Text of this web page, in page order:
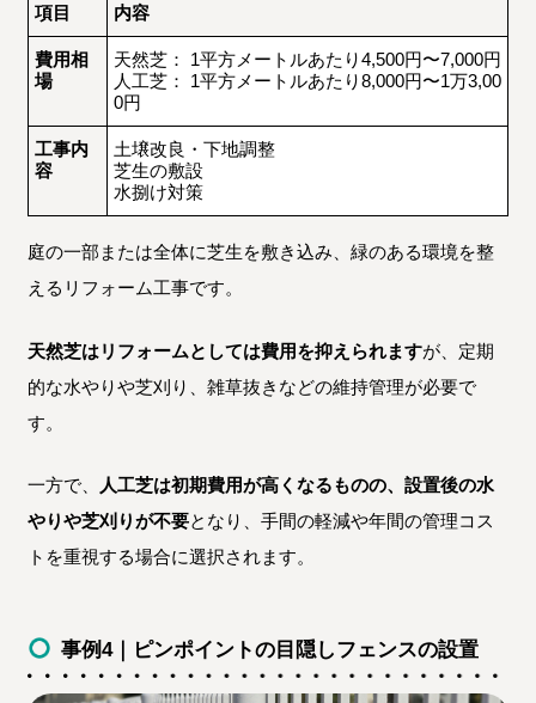
項目 内容
費用相
場
天然芝： 1平方メートルあたり4,500円〜7,000円
人工芝： 1平方メートルあたり8,000円〜1万3,00
0円
工事内
容
土壌改良・下地調整
芝生の敷設
水捌け対策
庭の一部または全体に芝生を敷き込み、緑のある環境を整
えるリフォーム工事です。
天然芝はリフォームとしては費用を抑えられますが、定期
的な水やりや芝刈り、雑草抜きなどの維持管理が必要で
す。
一方で、
人工芝は初期費用が高くなるものの、設置後の水
やりや芝刈りが不要となり、手間の軽減や年間の管理コス
トを重視する場合に選択されます。
事例4｜ピンポイントの目隠しフェンスの設置